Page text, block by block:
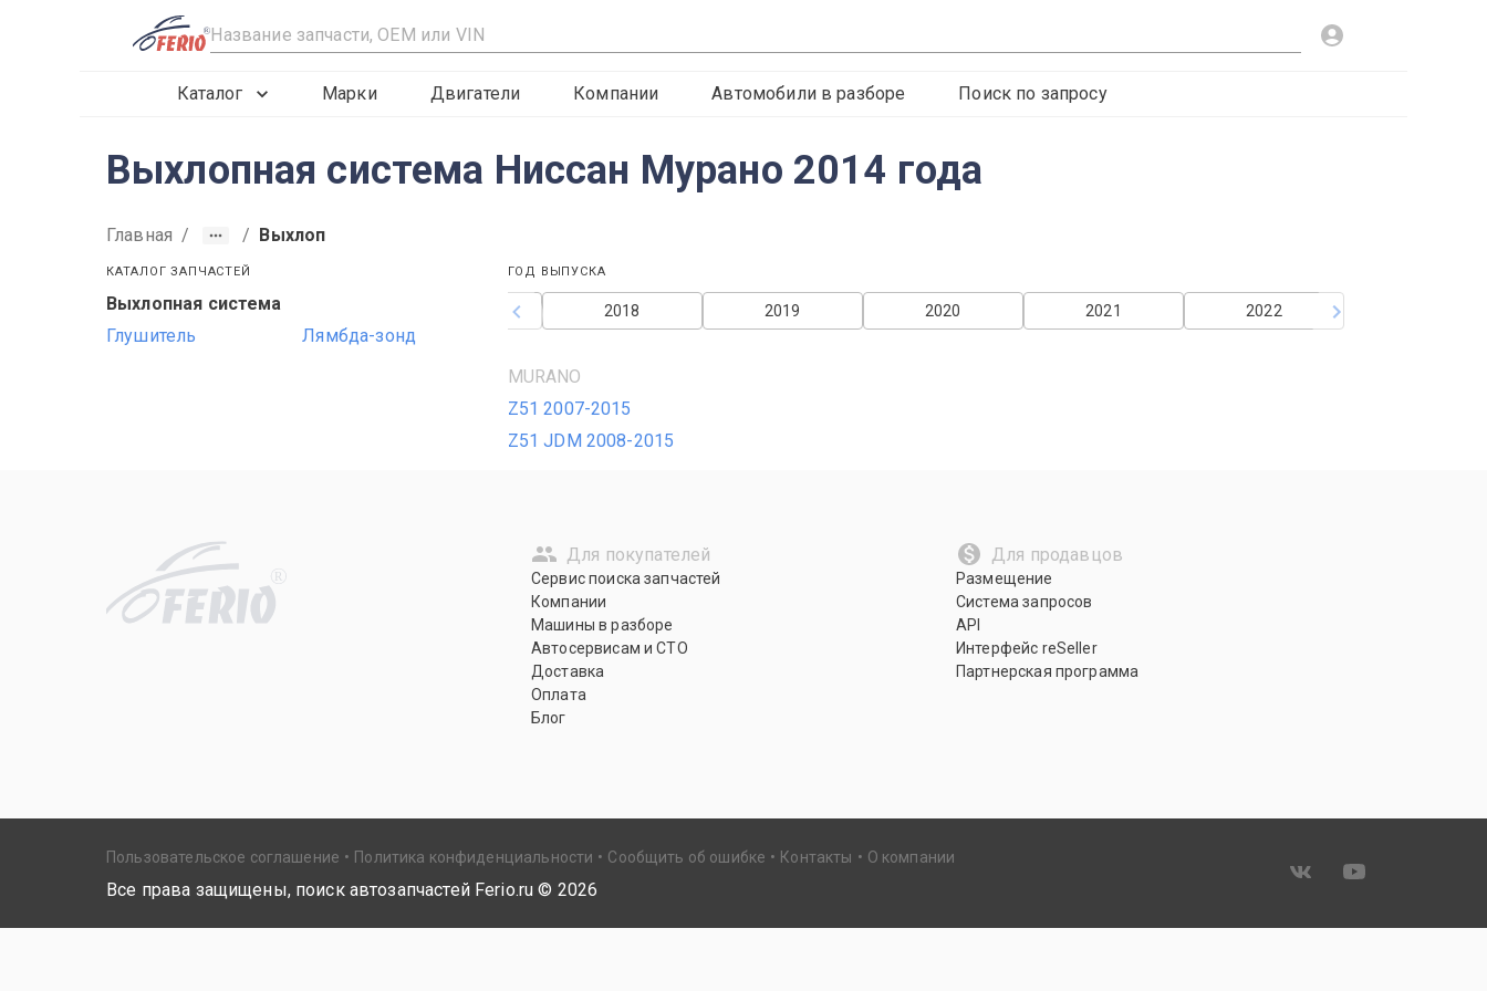
R
Каталог Марки Двигатели Компании Автомобили в разборе Поиск по запросу
Выхлопная система Ниссан Мурано 2014 года
Главная / / Выхлоп
КАТАЛОГ ЗАПЧАСТЕЙ
Выхлопная система
Глушитель
Лямбда-зонд
ГОД ВЫПУСКА
2022
2021
2020
2019
2018
2015
MURANO
Z51 2007-2015
Z51 JDM 2008-2015
R
Для покупателей
Сервис поиска запчастей
Компании
Машины в разборе
Автосервисам и СТО
Доставка
Оплата
Блог
Для продавцов
Размещение
Система запросов
API
Интерфейс reSeller
Партнерская программа
Пользовательское соглашение Политика конфиденциальности Сообщить об ошибке Контакты О компании
Все права защищены, поиск автозапчастей Ferio.ru © 2026